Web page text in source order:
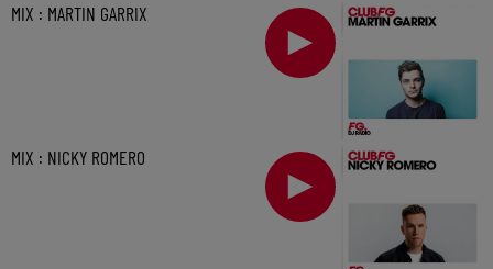
MIX : MARTIN GARRIX
MIX : NICKY ROMERO